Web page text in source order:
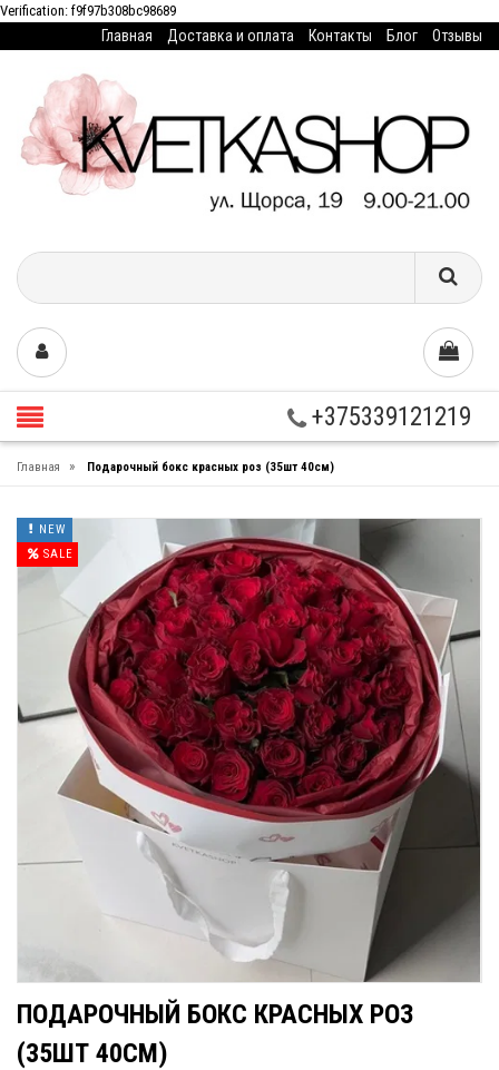
Verification: f9f97b308bc98689
Главная Доставка и оплата Контакты Блог Отзывы
+375339121219
Главная » Подарочный бокс красных роз (35шт 40см)
SALE
NEW
ПОДАРОЧНЫЙ БОКС КРАСНЫХ РОЗ
(35ШТ 40СМ)